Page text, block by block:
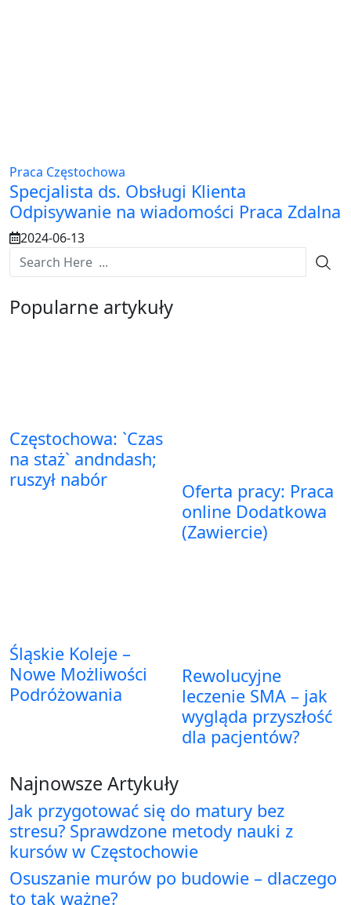
Praca Częstochowa
Specjalista ds. Obsługi Klienta
Odpisywanie na wiadomości Praca Zdalna
2024-06-13
Popularne artykuły
Częstochowa: `Czas
na staż` andndash;
ruszył nabór
Oferta pracy: Praca
online Dodatkowa
(Zawiercie)
Śląskie Koleje –
Nowe Możliwości
Podróżowania
Rewolucyjne
leczenie SMA – jak
wygląda przyszłość
dla pacjentów?
Najnowsze Artykuły
Jak przygotować się do matury bez
stresu? Sprawdzone metody nauki z
kursów w Częstochowie
Osuszanie murów po budowie – dlaczego
to tak ważne?